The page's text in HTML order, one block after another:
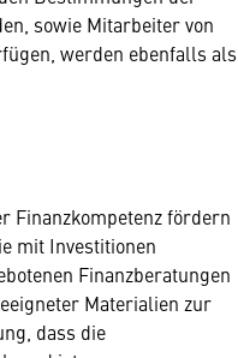
sowie Mitarbeiter von
werden ebenfalls als
Finanzkompetenz fördern
mit Investitionen
Finanzberatungen
Materialien zur
dass die